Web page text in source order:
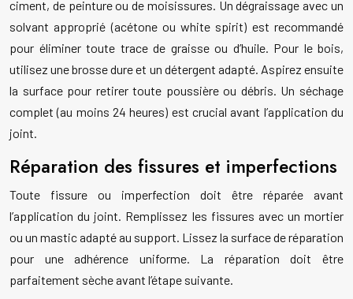
ciment, de peinture ou de moisissures. Un dégraissage avec un
solvant approprié (acétone ou white spirit) est recommandé
pour éliminer toute trace de graisse ou d’huile. Pour le bois,
utilisez une brosse dure et un détergent adapté. Aspirez ensuite
la surface pour retirer toute poussière ou débris. Un séchage
complet (au moins 24 heures) est crucial avant l’application du
joint.
Réparation des fissures et imperfections
Toute fissure ou imperfection doit être réparée avant
l’application du joint. Remplissez les fissures avec un mortier
ou un mastic adapté au support. Lissez la surface de réparation
pour une adhérence uniforme. La réparation doit être
parfaitement sèche avant l’étape suivante.